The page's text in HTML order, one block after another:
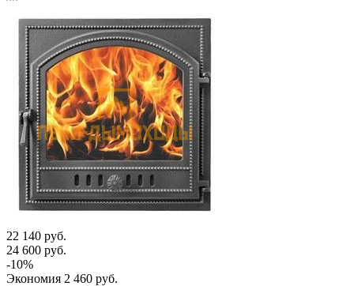
22 140 руб.
24 600 руб.
-10%
Экономия 2 460 руб.